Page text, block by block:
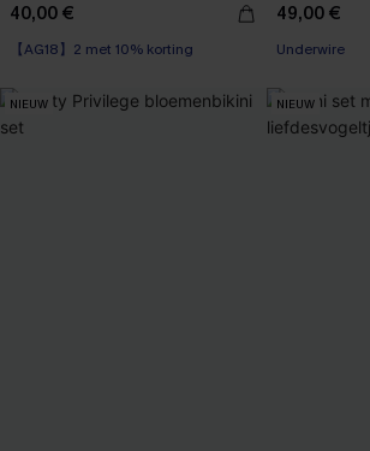
40,00 €
【AG18】2 met 10% korting
49,00 €
Underwire
NIEUW NIEUW